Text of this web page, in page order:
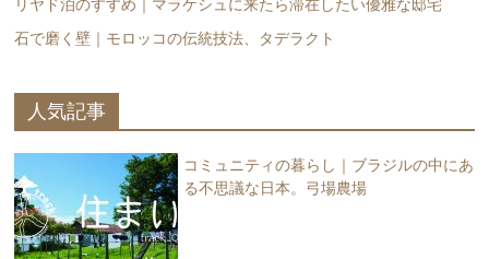
石で磨く壁｜モロッコの伝統技法、タデラクト
人気記事
コミュニティの暮らし｜ブラジルの中にあ
る不思議な日本。弓場農場